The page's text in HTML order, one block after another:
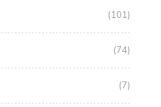
(101)
(74)
(7)